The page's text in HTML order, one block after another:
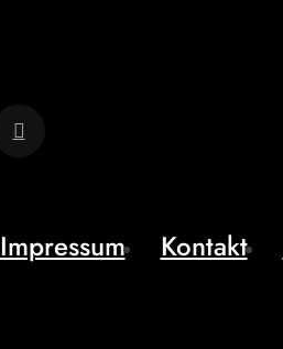
Impressum Kontakt